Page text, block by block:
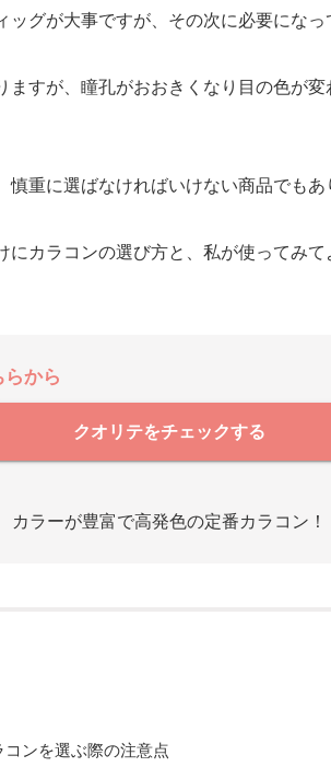
ッグが大事ですが、その次に必要になっ
ますが、瞳孔がおおきくなり目の色が
重に選ばなければいけない商品でもあ
にカラコンの選び方と、私が使ってみ
から
クオリテをチェックする
カラーが豊富で高発色の定番カラコン！
ンを選ぶ際の注意点